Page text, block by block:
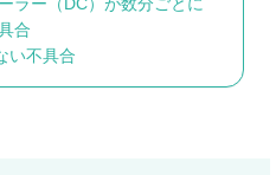
合
い不具合